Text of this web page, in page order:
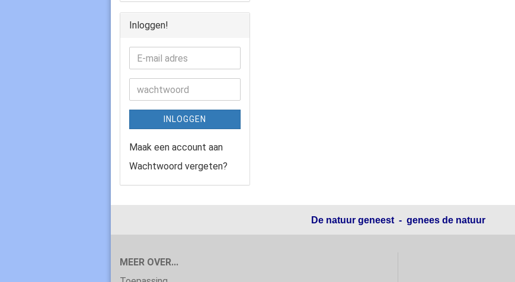
Inloggen!
INLOGGEN
Maak een account aan
Wachtwoord vergeten?
De natuur geneest - genees de natuur
MEER OVER...